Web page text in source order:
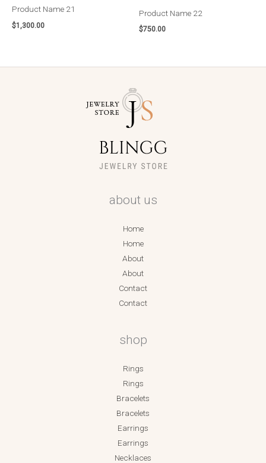
Product Name 21
$1,300.00
Product Name 22
$750.00
about us
Home
Home
About
About
Contact
Contact
shop
Rings
Rings
Bracelets
Bracelets
Earrings
Earrings
Necklaces